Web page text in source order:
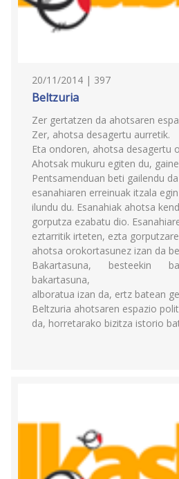
20/11/2014 | 397
Beltzuria
Zer gertatzen da ahotsaren
Zer, ahotsa desagertu aurretik.
Eta ondoren, ahotsa desagertu
Ahotsak mukuru egiten du,
Pentsamenduan beti gailendu
esanahiaren erreinuak itzala
ilundu du. Esanahiak ahotsa
gorputza ezabatu dio.
eztarritik irteten, ezta
ahotsa orokortasunez izan da
Bakartasuna, besteekin
bakartasuna,
alboratua izan da, ertz batean
Beltzuria ahotsaren espazio
da, horretarako bizitza istorio